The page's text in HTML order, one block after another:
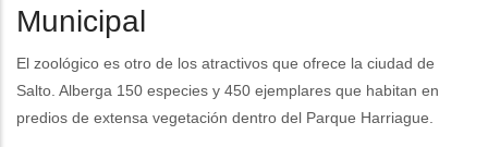
Municipal
El zoológico es otro de los atractivos que ofrece la ciudad de
Salto. Alberga 150 especies y 450 ejemplares que habitan en
predios de extensa vegetación dentro del Parque Harriague.